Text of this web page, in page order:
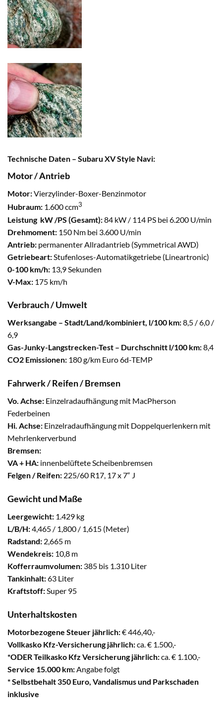
Technische Daten – Subaru XV Style Navi:
Motor / Antrieb
Motor:Vierzylinder-Boxer-Benzinmotor
Hubraum: 1.600 ccm3
Leistung kW /PS (Gesamt):84 kW / 114 PS bei 6.200 U/min
Drehmoment: 150 Nm bei 3.600 U/min
Antrieb: permanenter Allradantrieb (Symmetrical AWD)
Getriebeart: Stufenloses-Automatikgetriebe (Lineartronic)
0-100 km/h: 13,9 Sekunden
V-Max: 175 km/h
Verbrauch / Umwelt
Werksangabe – Stadt/Land/kombiniert, l/100 km:8,5 / 6,0 /
6,9
Gas-Junky-Langstrecken-Test – Durchschnitt l/100 km:8,4
CO2 Emissionen: 180 g/km Euro 6d-TEMP
Fahrwerk / Reifen / Bremsen
Vo. Achse: Einzelradaufhängung mit MacPherson
Federbeinen
Hi. Achse: Einzelradaufhängung mit Doppelquerlenkern mit
Mehrlenkerverbund
Bremsen:
VA + HA: innenbelüftete Scheibenbremsen
Felgen / Reifen: 225/60 R17, 17 x 7“ J
Gewicht und Maße
Leergewicht: 1.429 kg
L/B/H:4,465 / 1,800 / 1,615 (Meter)
Radstand: 2,665 m
Wendekreis: 10,8 m
Kofferraumvolumen: 385 bis 1.310 Liter
Tankinhalt:63 Liter
Kraftstoff:Super 95
Unterhaltskosten
Motorbezogene Steuer jährlich:€ 446,40,-
Vollkasko Kfz-Versicherung jährlich:ca. € 1.500,-
*ODER Teilkasko Kfz Versicherung jährlich:ca. € 1.100,-
Service 15.000 km:Angabe folgt
* Selbstbehalt 350 Euro, Vandalismus und Parkschaden
inklusive